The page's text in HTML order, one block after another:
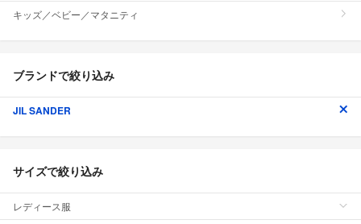
キッズ／ベビー／マタニティ
ブランドで絞り込み
JIL SANDER
サイズで絞り込み
レディース服